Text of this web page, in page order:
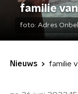
familie
foto: Adres
Nieuws familie